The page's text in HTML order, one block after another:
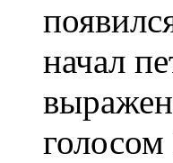
начал